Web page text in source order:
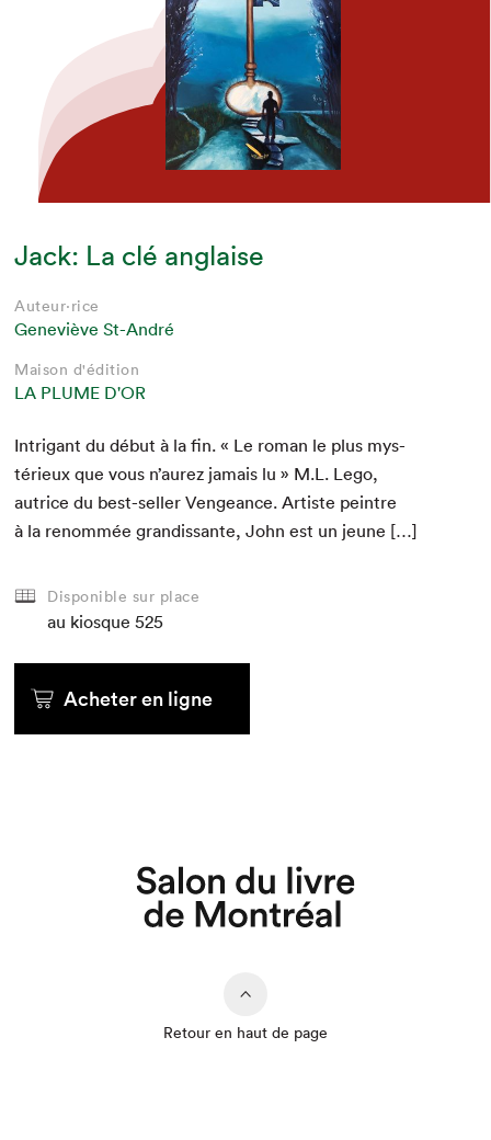
Jack: La clé anglaise
Auteur·rice
Geneviève St-André
Maison d'édition
LA PLUME D'OR
Intri­g­ant du début à la fin. « Le roman le plus mys­
térieux que vous n’aurez jamais lu » M.L. Lego,
autrice du best-sell­er Vengeance. Artiste pein­tre
à la renom­mée gran­dis­sante, John est un jeune […]
Disponible sur place
au kiosque 525
Acheter en ligne
Retour en haut de page